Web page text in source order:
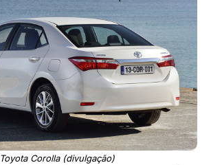
Toyota Corolla (divulgação)